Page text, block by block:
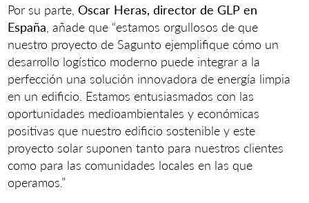
Por su parte,Oscar Heras, director de GLP en
España, añade que “estamos orgullosos de que
nuestro proyecto de Sagunto ejemplifique cómo un
desarrollo logístico moderno puede integrar a la
perfección una solución innovadora de energía limpia
en un edificio. Estamos entusiasmados con las
oportunidades medioambientales y económicas
positivas que nuestro edificio sostenible y este
proyecto solar suponen tanto para nuestros clientes
como para las comunidades locales en las que
operamos.”